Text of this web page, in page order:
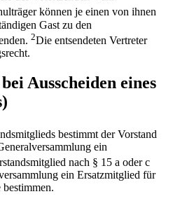
können je einen von ihnen
Gast zu den
2Die entsendeten Vertreter
Ausscheiden eines
bestimmt der Vorstand
ein
nach § 15 a oder c
ein Ersatzmitglied für